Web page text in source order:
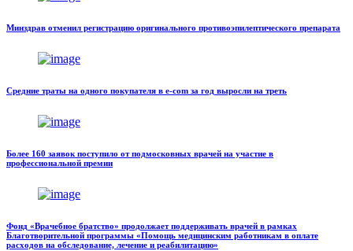
Минздрав отменил регистрацию оригинального противоэпилептического препарата
Средние траты на одного покупателя в e-com за год выросли на треть
Более 160 заявок поступило от подмосковных врачей на участие в
профессиональной премии
Фонд «Врачебное братство» продолжает поддерживать врачей в рамках
Благотворительной программы «Помощь медицинским работникам в оплате
расходов на обследование, лечение и реабилитацию»